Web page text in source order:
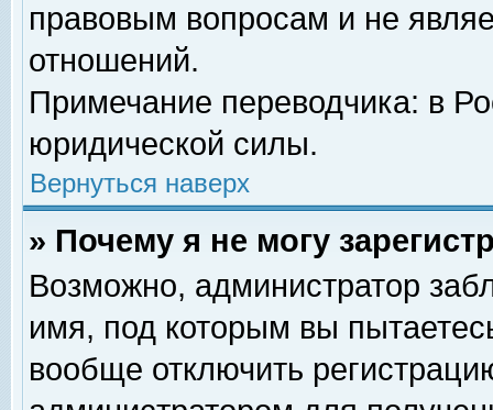
правовым вопросам и не
отношений.
Примечание переводчика: в
юридической силы.
Вернуться наверх
» Почему я не могу
Возможно, администратор
имя, под которым вы
вообще отключить